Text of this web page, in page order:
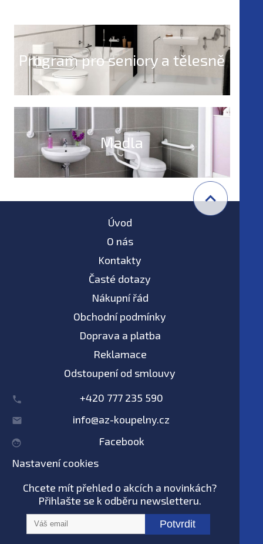
Program pro seniory a tělesně
postižené
Madla
Úvod
O nás
Kontakty
Časté dotazy
Nákupní řád
Obchodní podmínky
Doprava a platba
Reklamace
Odstoupení od smlouvy
+420 777 235 590
info@az-koupelny.cz
Facebook
Nastavení cookies
Chcete mít přehled o akcích a novinkách?
Přihlašte se k odběru newsletteru.
Potvrdit